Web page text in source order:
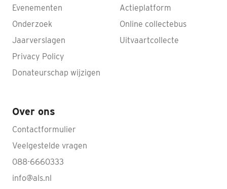
Evenementen
Onderzoek
Jaarverslagen
Privacy Policy
Donateurschap wijzigen
Actieplatform
Online collectebus
Uitvaartcollecte
Over ons
Contactformulier
Veelgestelde vragen
088-6660333
info@als.nl